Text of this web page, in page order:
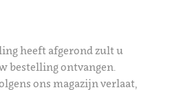
heeft afgerond zult u
bestelling ontvangen.
ons magazijn verlaat,